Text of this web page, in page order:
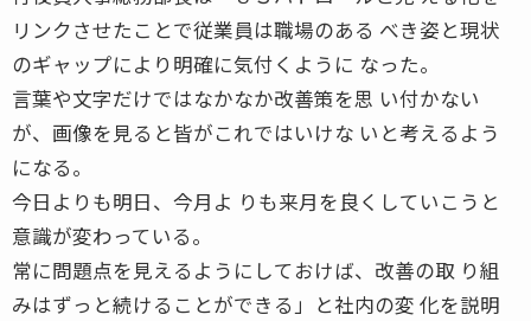
リンクさせたことで従業員は職場のある べき姿と現状
のギャップにより明確に気付くように なった。
言葉や文字だけではなかなか改善策を思 い付かない
が、画像を見ると皆がこれではいけな いと考えるよう
になる。
今日よりも明日、今月よ りも来月を良くしていこうと
意識が変わっている。
常に問題点を見えるようにしておけば、改善の取 り組
みはずっと続けることができる」と社内の変 化を説明